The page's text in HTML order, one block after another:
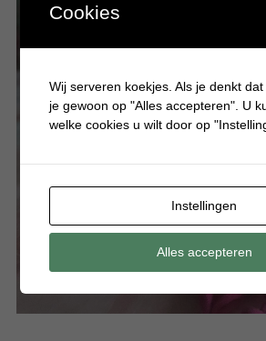
Cookies
Wij serveren koekjes. Als je denkt
je gewoon op "Alles accepteren". U
welke cookies u wilt door op
Instellingen
Alles accepteren